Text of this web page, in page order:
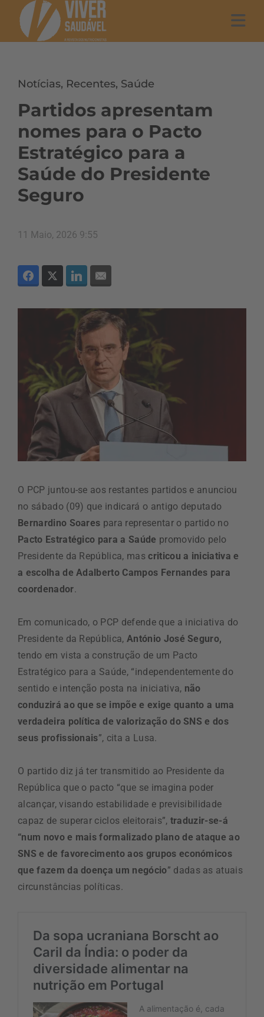
Notícias, Recentes, Saúde
Partidos apresentam
nomes para o Pacto
Estratégico para a
Saúde do Presidente
Seguro
11 Maio, 2026 9:55
O PCP juntou-se aos restantes partidos e anunciou
no sábado (09) que indicará o antigo deputado
Bernardino Soares para representar o partido no
Pacto Estratégico para a Saúde promovido pelo
Presidente da República, mascriticou a iniciativa e
a escolha de Adalberto Campos Fernandes para
coordenador.
Em comunicado, o PCP defende que a iniciativa do
Presidente da República,António José Seguro,
tendo em vista a construção de um Pacto
Estratégico para a Saúde, “independentemente do
sentido e intenção posta na iniciativa, não
conduzirá ao que se impõe e exige quanto a uma
verdadeira política de valorização do SNS e dos
seus profissionais”, cita a Lusa.
O partido diz já ter transmitido ao Presidente da
República que o pacto “que se imagina poder
alcançar, visando estabilidade e previsibilidade
capaz de superar ciclos eleitorais”, traduzir-se-á
“num novo e mais formalizado plano de ataque ao
SNS e de favorecimento aos grupos económicos
que fazem da doença um negócio” dadas as atuais
circunstâncias políticas.